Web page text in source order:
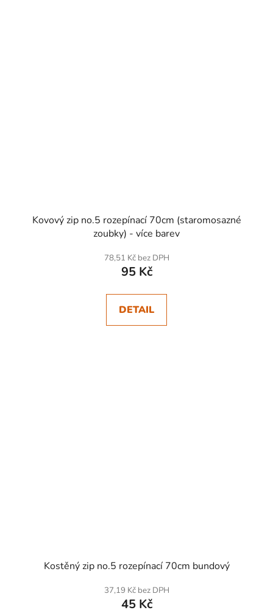
Kovový zip no.5 rozepínací 70cm (staromosazné
zoubky) - více barev
78,51 Kč bez DPH
95 Kč
DETAIL
Kostěný zip no.5 rozepínací 70cm bundový
37,19 Kč bez DPH
45 Kč